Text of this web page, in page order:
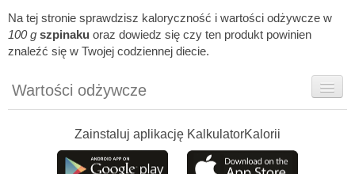
Na tej stronie sprawdzisz kaloryczność i wartości odżywcze w
100 g szpinaku oraz dowiedz się czy ten produkt powinien
znaleźć się w Twojej codziennej diecie.
Wartości odżywcze
Szczegółówe informacje
Zainstaluj aplikację KalkulatorKalorii